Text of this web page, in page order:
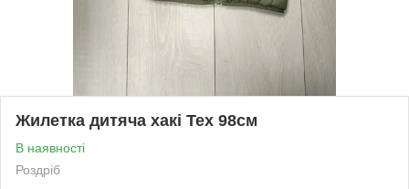
Жилетка дитяча хакі Tex 98см
В наявності
Роздріб